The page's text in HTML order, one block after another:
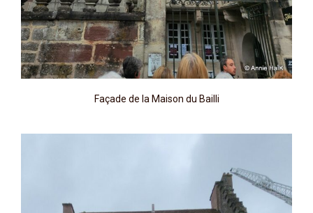
Façade de la Maison du Bailli